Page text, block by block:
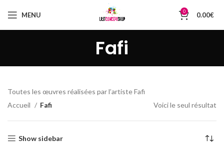
MENU 0 0.00€
Fafi
Toutes les œuvres réalisées par l’artiste Fafi
Accueil
Fafi Voici le seul résultat
Show sidebar